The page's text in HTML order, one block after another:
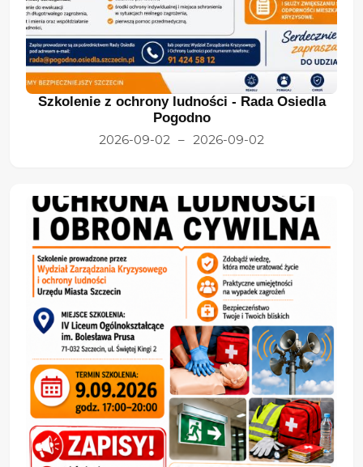
Szkolenie z ochrony ludności - Rada Osiedla
Pogodno
2026-09-02 – 2026-09-02